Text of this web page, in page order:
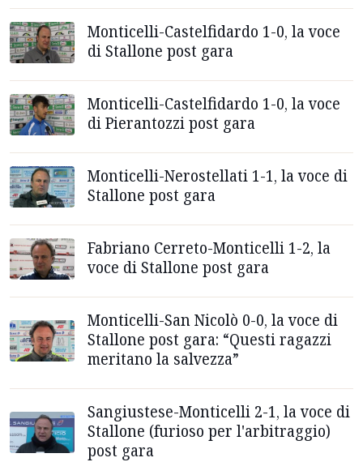
Monticelli-Castelfidardo 1-0, la voce
di Stallone post gara
Monticelli-Castelfidardo 1-0, la voce
di Pierantozzi post gara
Monticelli-Nerostellati 1-1, la voce di
Stallone post gara
Fabriano Cerreto-Monticelli 1-2, la
voce di Stallone post gara
Monticelli-San Nicolò 0-0, la voce di
Stallone post gara: “Questi ragazzi
meritano la salvezza”
Sangiustese-Monticelli 2-1, la voce di
Stallone (furioso per l'arbitraggio)
post gara